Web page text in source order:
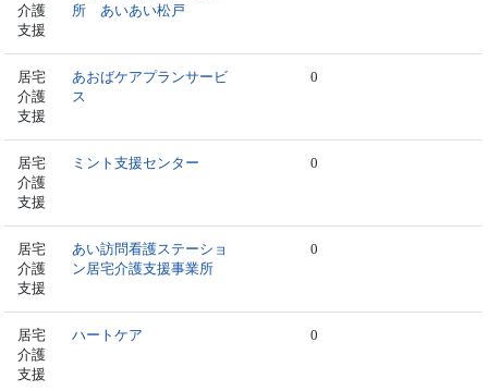
介護
支援
所 あいあい松戸
居宅
介護
支援
あおばケアプランサービ
ス
0
居宅
介護
支援
ミント支援センター 0
居宅
介護
支援
あい訪問看護ステーショ
ン居宅介護支援事業所
0
居宅
介護
支援
ハートケア 0